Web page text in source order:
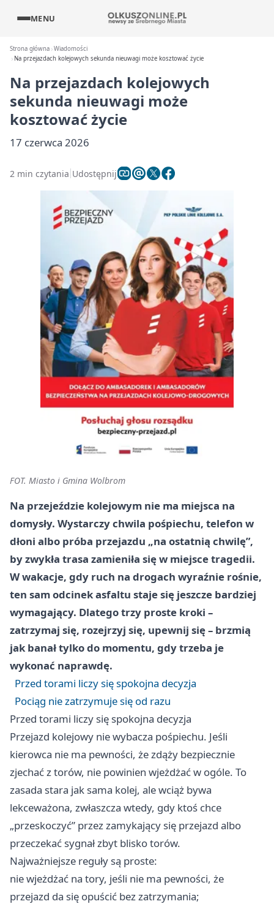
MENU
Strona główna Wiadomości
Na przejazdach kolejowych sekunda nieuwagi może kosztować życie
Na przejazdach kolejowych
sekunda nieuwagi może
kosztować życie
17 czerwca 2026
2 min czytania Udostępnij
FOT. Miasto i Gmina Wolbrom
Na przejeździe kolejowym nie ma miejsca na
domysły. Wystarczy chwila pośpiechu, telefon w
dłoni albo próba przejazdu „na ostatnią chwilę”,
by zwykła trasa zamieniła się w miejsce tragedii.
W wakacje, gdy ruch na drogach wyraźnie rośnie,
ten sam odcinek asfaltu staje się jeszcze bardziej
wymagający. Dlatego trzy proste kroki –
zatrzymaj się, rozejrzyj się, upewnij się – brzmią
jak banał tylko do momentu, gdy trzeba je
wykonać naprawdę.
Przed torami liczy się spokojna decyzja
Pociąg nie zatrzymuje się od razu
Przed torami liczy się spokojna decyzja
Przejazd kolejowy nie wybacza pośpiechu. Jeśli
kierowca nie ma pewności, że zdąży bezpiecznie
zjechać z torów, nie powinien wjeżdżać w ogóle. To
zasada stara jak sama kolej, ale wciąż bywa
lekceważona, zwłaszcza wtedy, gdy ktoś chce
„przeskoczyć” przez zamykający się przejazd albo
przeczekać sygnał zbyt blisko torów.
Najważniejsze reguły są proste:
nie wjeżdżać na tory, jeśli nie ma pewności, że
przejazd da się opuścić bez zatrzymania;